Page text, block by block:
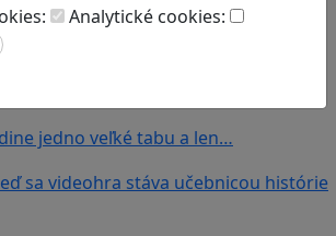
Analytické cookies:
komunistický režim
To zistíte v hre „Kto
jedno veľké tabu a len…